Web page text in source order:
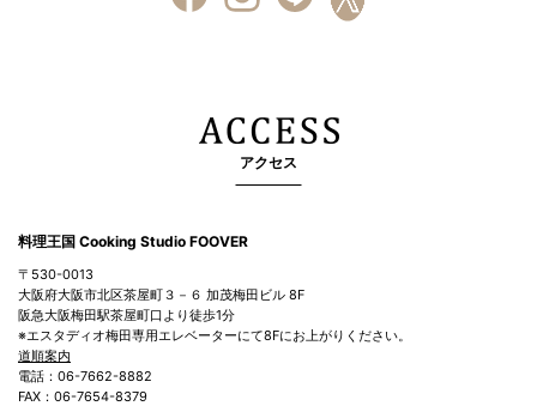
アクセス
料理王国 Cooking Studio FOOVER
〒530-0013
大阪府大阪市北区茶屋町３－６ 加茂梅田ビル 8F
阪急大阪梅田駅茶屋町口より徒歩1分
※エスタディオ梅田専用エレベーターにて8Fにお上がりください。
道順案内
電話：06-7662-8882
FAX：06-7654-8379